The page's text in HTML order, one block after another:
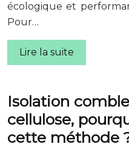
écologique et
Pour…
Lire la suite
Isolation
cellulose,
cette méthode